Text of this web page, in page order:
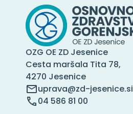
OZG OE ZD Jesenice
Cesta maršala Tita 78,
4270 Jesenice
uprava@zd-jesenice.si
04 586 81 00